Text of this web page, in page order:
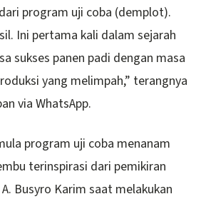
program uji coba (demplot).
Ini pertama kali dalam sejarah
sukses panen padi dengan masa
yang melimpah,” terangnya
via WhatsApp.
program uji coba menanam
terinspirasi dari pemikiran
Busyro Karim saat melakukan